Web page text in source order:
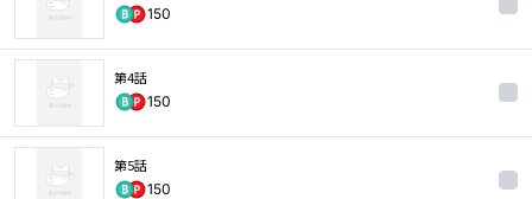
150
第4話
150
第5話
150